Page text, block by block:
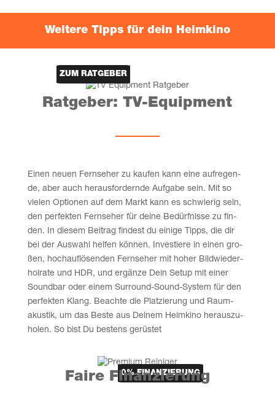
Wei­te­re Tipps für dein Heimkino
ZUM RAT­GE­BER
Rat­ge­ber: TV-Equipment
Einen neu­en Fern­se­her zu kau­fen kann eine auf­re­gen­
de, aber auch her­aus­for­dern­de Auf­ga­be sein. Mit so
vie­len Optio­nen auf dem Markt kann es schwie­rig sein,
den per­fek­ten Fern­se­her für dei­ne Bedürf­nis­se zu fin­
den. In die­sem Bei­trag fin­dest du eini­ge Tipps, die dir
bei der Aus­wahl hel­fen kön­nen. Inves­tie­re in einen gro­
ßen, hoch­auf­lö­sen­den Fern­se­her mit hoher Bild­wie­der­
hol­ra­te und HDR, und ergän­ze Dein Set­up mit einer
Sound­bar oder einem Sur­round-Sound-Sys­tem für den
per­fek­ten Klang. Beach­te die Plat­zie­rung und Raum­
akus­tik, um das Bes­te aus Dei­nem Heim­ki­no her­aus­zu­
ho­len. So bist Du bes­tens gerüstet
0% FINAN­ZIE­RUNG
Fai­re Finanzierung